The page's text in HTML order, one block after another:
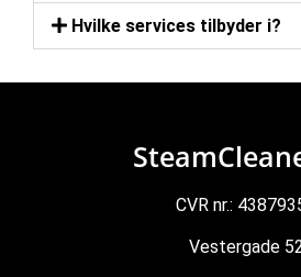
Hvilke services tilbyder i?
CVR nr.:
Vestergade